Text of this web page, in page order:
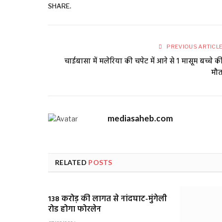
SHARE.
PREVIOUS
चाईबासा में मलेरिया की चपेट में आने से 1 मासूम बच्चे
mediasaheb.com
RELATED POSTS
138 करोड़ की लागत से नांदघाट-मुंगेली
रोड होगा फोरलेन